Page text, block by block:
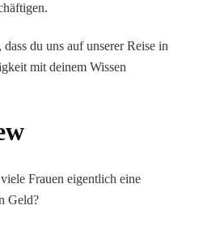
du uns auf unserer Reise in
mit deinem Wissen
Frauen eigentlich eine
Geld?